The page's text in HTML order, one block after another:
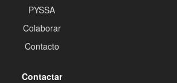
PYSSA
Colaborar
Contacto
Contactar